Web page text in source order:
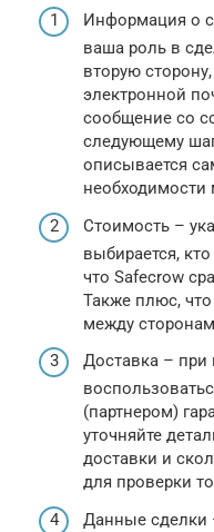
Информация о
ваша роль в
вторую
электронной
сообщение со
следующему
описывается
Стоимость –
выбирается,
что Safecrow
Также плюс,
между
Доставка –
(партнером)
уточняйте
доставки и
для проверки
Данные сделки